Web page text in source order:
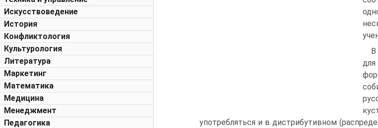
Искусствоведение
История
Конфликтология
Культурология
Литература
Маркетинг
Математика
Медицина
Менеджмент
Педагогика
В
употребляться и в дистрибутивном